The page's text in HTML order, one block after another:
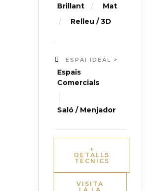
Brillant / Mat
/ Relleu / 3D
ESPAI IDEAL >
Espais
Comercials
Saló / Menjador
+
DETALLS
TÈCNICS
VISITA